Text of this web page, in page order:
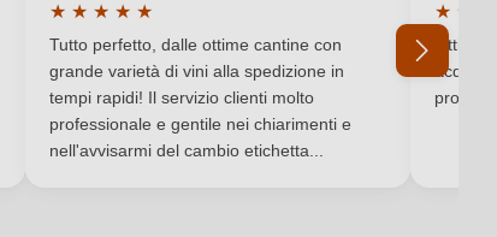
Contiene solfiti
Vino rosso
Ho dimenticato la mia password.
★ ★ ★ ★ ★
Valutazione media di 5 su 5 stelle
Tutto perfetto, dalle ottime cantine con
grande varietà di vini alla spedizione in
tempi rapidi! Il servizio clienti molto
professionale e gentile nei chiarimenti e
nell'avvisarmi del cambio etichetta...
★ ★
Ottimo